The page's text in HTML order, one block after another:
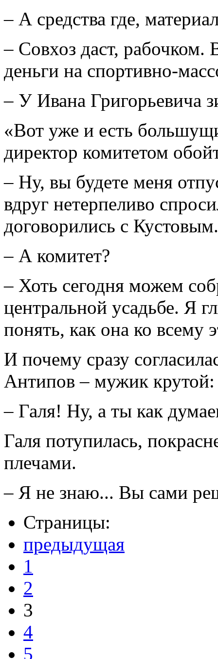
– А средства где,
– Совхоз даст,
деньги на спортивно-
– У Ивана Григорьевича
«Вот уже и есть
директор комитетом
– Ну, вы будете меня
вдруг нетерпеливо
договорились с
– А комитет?
– Хоть сегодня можем
центральной усадьбе. Я
понять, как она ко всему
И почему сразу
Антипов – мужик крутой:
– Галя! Ну, а ты как
Галя потупилась,
плечами.
– Я не знаю... Вы сами
Страницы:
предыдущая
1
2
3
4
5